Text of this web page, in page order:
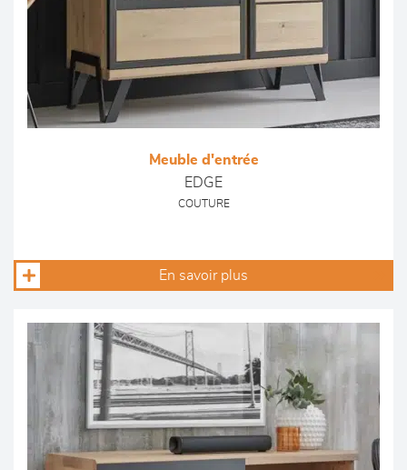
Meuble d'entrée
EDGE
COUTURE
En savoir plus